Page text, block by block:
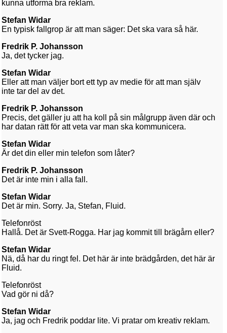
kunna utforma bra reklam.
Stefan Widar
En typisk fallgrop är att man säger: Det ska vara så här.
Fredrik P. Johansson
Ja, det tycker jag.
Stefan Widar
Eller att man väljer bort ett typ av medie för att man själv
inte tar del av det.
Fredrik P. Johansson
Precis, det gäller ju att ha koll på sin målgrupp även där och
har datan rätt för att veta var man ska kommunicera.
Stefan Widar
Är det din eller min telefon som låter?
Fredrik P. Johansson
Det är inte min i alla fall.
Stefan Widar
Det är min. Sorry. Ja, Stefan, Fluid.
Telefonröst
Hallå. Det är Svett-Rogga. Har jag kommit till brägårn eller?
Stefan Widar
Nä, då har du ringt fel. Det här är inte brädgården, det här är
Fluid.
Telefonröst
Vad gör ni då?
Stefan Widar
Ja, jag och Fredrik poddar lite. Vi pratar om kreativ reklam.